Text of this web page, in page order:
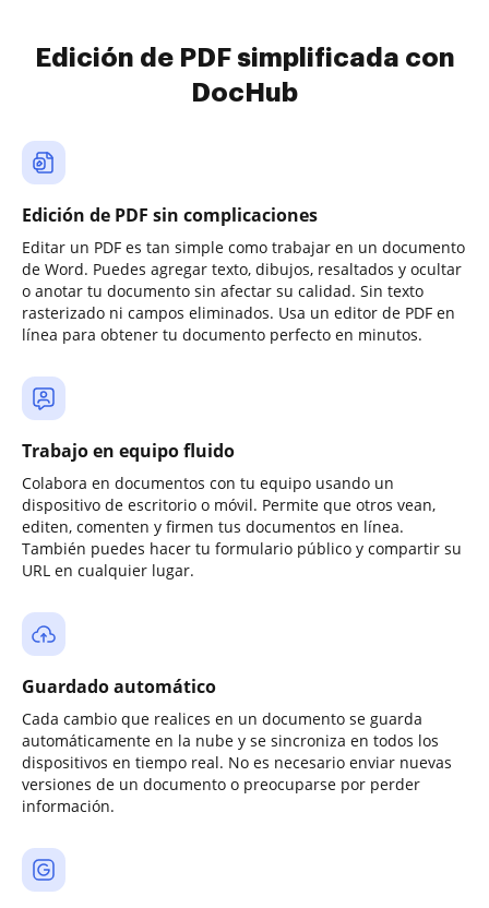
Edición de PDF simplificada con
DocHub
Edición de PDF sin complicaciones
Editar un PDF es tan simple como trabajar en un documento
de Word. Puedes agregar texto, dibujos, resaltados y ocultar
o anotar tu documento sin afectar su calidad. Sin texto
rasterizado ni campos eliminados. Usa un editor de PDF en
línea para obtener tu documento perfecto en minutos.
Trabajo en equipo fluido
Colabora en documentos con tu equipo usando un
dispositivo de escritorio o móvil. Permite que otros vean,
editen, comenten y firmen tus documentos en línea.
También puedes hacer tu formulario público y compartir su
URL en cualquier lugar.
Guardado automático
Cada cambio que realices en un documento se guarda
automáticamente en la nube y se sincroniza en todos los
dispositivos en tiempo real. No es necesario enviar nuevas
versiones de un documento o preocuparse por perder
información.